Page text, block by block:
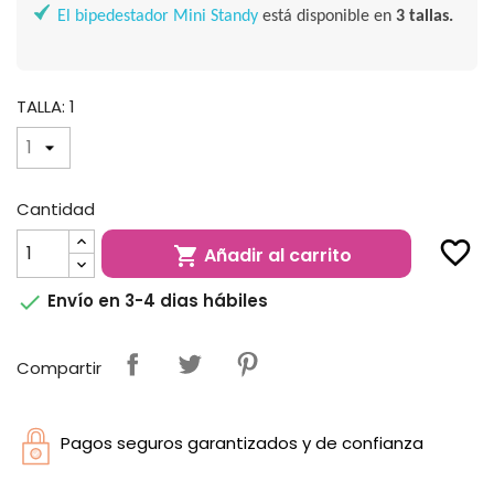
El bipedestador Mini Standy está disponible en3 tallas.
TALLA: 1
Cantidad
 Añadir al carrito favorite_border
 Envío en 3-4 dias hábiles
Compartir
Pagos seguros garantizados y de confianza